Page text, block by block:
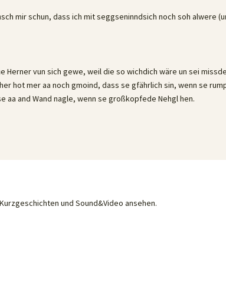
mir schun, dass ich mit seggseninndsich noch soh alwere
Herner vun sich gewe, weil die so wichdich wäre un sei
hot mer aa noch gmoind, dass se gfährlich sin, wenn se
aa and Wand nagle, wenn se großkopfede Nehgl hen.
und Sound&Video ansehen.